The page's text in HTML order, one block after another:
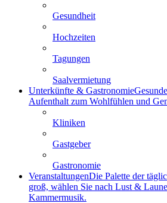
Gesundheit
Hochzeiten
Tagungen
Saalvermietung
Unterkünfte & Gastronomie
Aufenthalt zum Wohlfühlen und
Kliniken
Gastgeber
Gastronomie
VeranstaltungenDie Palette der
groß, wählen Sie nach Lust &
Kammermusik.